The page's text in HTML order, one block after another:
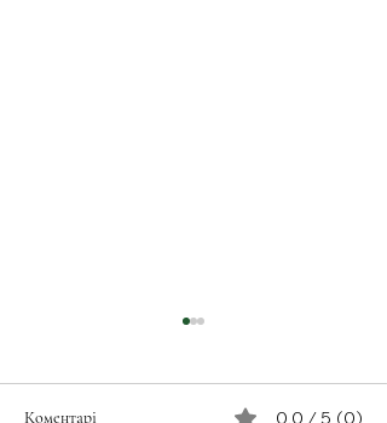
Коментарі 0.0 / 5 (0)